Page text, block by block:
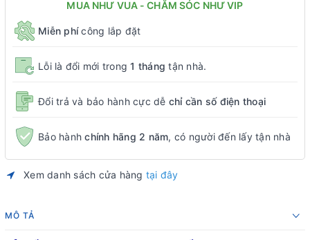
MUA NHƯ VUA - CHĂM SÓC NHƯ VIP
Miễn phícông lắp đặt
Lỗi là đổi mới trong1 tháng tận nhà.
Đổi trả và bảo hành cực dễ chỉ cần số điện thoại
Bảo hànhchính hãng 2 năm, có người đến lấy tận nhà
Xem danh sách cửa hàng tại đây
MÔ TẢ